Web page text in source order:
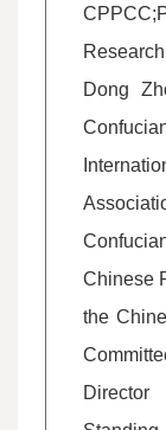
Dong
Chinese
the